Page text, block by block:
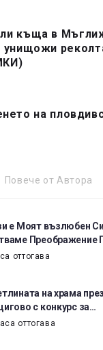
къща в
унищожи
на
Повече от Автора
е Моят възлюбен
Преображение
оттогава
на храма
с конкурс за…
оттогава